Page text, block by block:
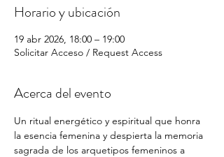
Horario y ubicación
19 abr 2026, 18:00 – 19:00
Solicitar Acceso / Request Access
Acerca del evento
Un ritual energético y espiritual que honra
la esencia femenina y despierta la memoria
sagrada de los arquetipos femeninos a